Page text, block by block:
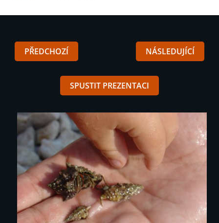
PŘEDCHOZÍ NÁSLEDUJÍCÍ
SPUSTIT PREZENTACI